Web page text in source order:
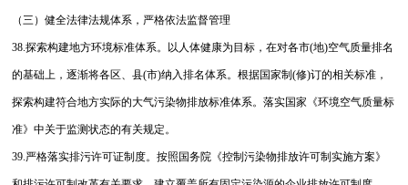
（三）健全法律法规体系，严格依法监督管理
38.探索构建地方环境标准体系。以人体健康为目标，在对各市(地)空气质量排名
的基础上，逐渐将各区、县(市)纳入排名体系。根据国家制(修)订的相关标准，
探索构建符合地方实际的大气污染物排放标准体系。落实国家《环境空气质量标
准》中关于监测状态的有关规定。
39.严格落实排污许可证制度。按照国务院《控制污染物排放许可制实施方案》